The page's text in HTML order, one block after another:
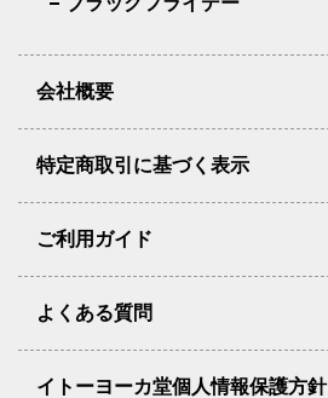
会社概要
特定商取引に基づく表示
ご利用ガイド
よくある質問
イトーヨーカ堂個人情報保護方針